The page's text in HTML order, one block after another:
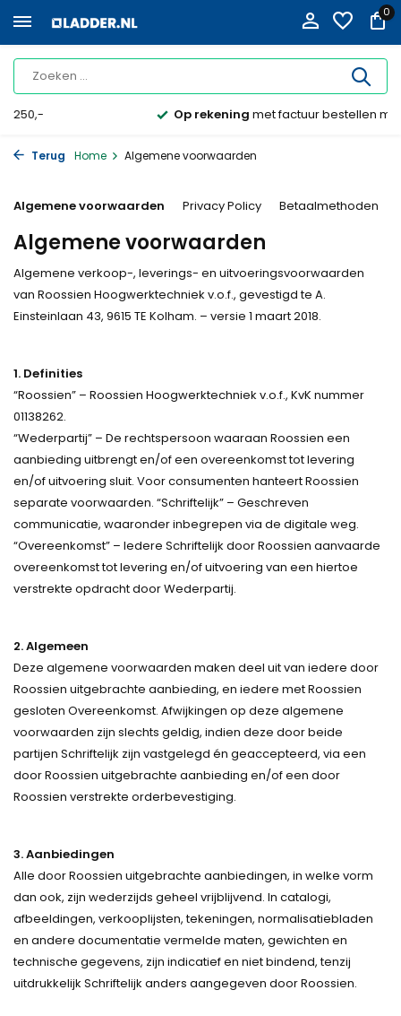
0
Op rekeningmet factuur bestellen mogelijk
Terug Home Algemene voorwaarden
Algemene voorwaarden Privacy Policy Betaalmethoden
Algemene voorwaarden
Algemene verkoop-, leverings- en uitvoeringsvoorwaarden
van Roossien Hoogwerktechniek v.o.f., gevestigd te A.
Einsteinlaan 43, 9615 TE Kolham. – versie 1 maart 2018.
1. Definities
“Roossien” – Roossien Hoogwerktechniek v.o.f., KvK nummer
01138262.
“Wederpartij” – De rechtspersoon waaraan Roossien een
aanbieding uitbrengt en/of een overeenkomst tot levering
en/of uitvoering sluit. Voor consumenten hanteert Roossien
separate voorwaarden. “Schriftelijk” – Geschreven
communicatie, waaronder inbegrepen via de digitale weg.
“Overeenkomst” – Iedere Schriftelijk door Roossien aanvaarde
overeenkomst tot levering en/of uitvoering van een hiertoe
verstrekte opdracht door Wederpartij.
2. Algemeen
Deze algemene voorwaarden maken deel uit van iedere door
Roossien uitgebrachte aanbieding, en iedere met Roossien
gesloten Overeenkomst. Afwijkingen op deze algemene
voorwaarden zijn slechts geldig, indien deze door beide
partijen Schriftelijk zijn vastgelegd én geaccepteerd, via een
door Roossien uitgebrachte aanbieding en/of een door
Roossien verstrekte orderbevestiging.
3. Aanbiedingen
Alle door Roossien uitgebrachte aanbiedingen, in welke vorm
dan ook, zijn wederzijds geheel vrijblijvend. In catalogi,
afbeeldingen, verkooplijsten, tekeningen, normalisatiebladen
en andere documentatie vermelde maten, gewichten en
technische gegevens, zijn indicatief en niet bindend, tenzij
uitdrukkelijk Schriftelijk anders aangegeven door Roossien.